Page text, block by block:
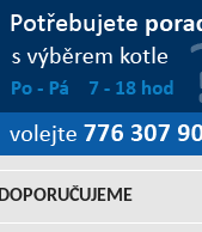
DOPORUČUJEME